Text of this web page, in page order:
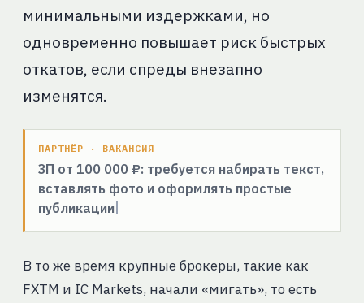
минимальными издержками, но
одновременно повышает риск быстрых
откатов, если спреды внезапно
изменятся.
ПАРТНЁР · ВАКАНСИЯ
ЗП от 100 000 ₽: требуется набирать текст,
вставлять фото и оформлять простые
публикации
В то же время крупные брокеры, такие как
FXTM и IC Markets, начали «мигать», то есть